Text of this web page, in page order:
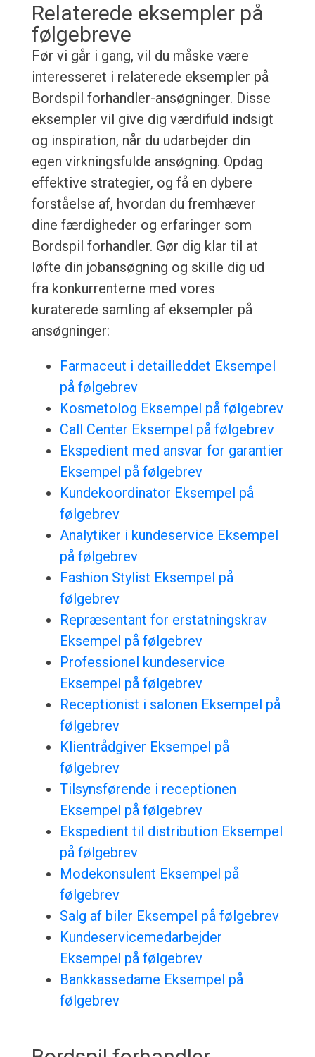
Relaterede eksempler på
følgebreve
Før vi går i gang, vil du måske være
interesseret i relaterede eksempler på
Bordspil forhandler-ansøgninger. Disse
eksempler vil give dig værdifuld indsigt
og inspiration, når du udarbejder din
egen virkningsfulde ansøgning. Opdag
effektive strategier, og få en dybere
forståelse af, hvordan du fremhæver
dine færdigheder og erfaringer som
Bordspil forhandler. Gør dig klar til at
løfte din jobansøgning og skille dig ud
fra konkurrenterne med vores
kuraterede samling af eksempler på
ansøgninger:
Farmaceut i detailleddet Eksempel
på følgebrev
Kosmetolog Eksempel på følgebrev
Call Center Eksempel på følgebrev
Ekspedient med ansvar for garantier
Eksempel på følgebrev
Kundekoordinator Eksempel på
følgebrev
Analytiker i kundeservice Eksempel
på følgebrev
Fashion Stylist Eksempel på
følgebrev
Repræsentant for erstatningskrav
Eksempel på følgebrev
Professionel kundeservice
Eksempel på følgebrev
Receptionist i salonen Eksempel på
følgebrev
Klientrådgiver Eksempel på
følgebrev
Tilsynsførende i receptionen
Eksempel på følgebrev
Ekspedient til distribution Eksempel
på følgebrev
Modekonsulent Eksempel på
følgebrev
Salg af biler Eksempel på følgebrev
Kundeservicemedarbejder
Eksempel på følgebrev
Bankkassedame Eksempel på
følgebrev